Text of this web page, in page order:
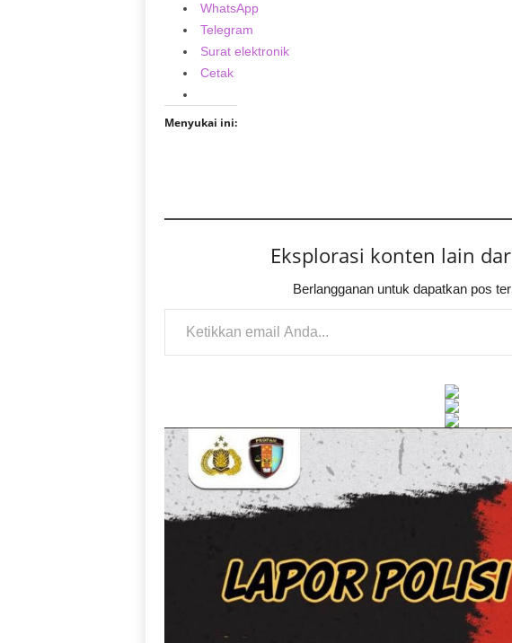
WhatsApp
Telegram
Surat elektronik
Cetak
Menyukai ini:
Eksplorasi konten lain
Berlangganan untuk dapatkan pos
Ketikkan email Anda...